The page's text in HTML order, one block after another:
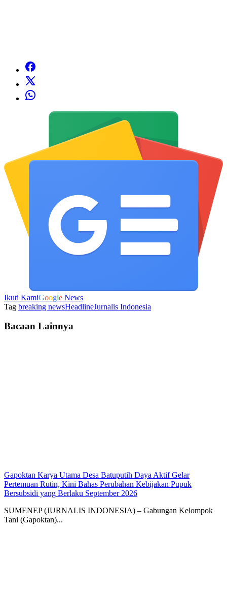
Ikuti KamiGoogle News
Tag breaking newsHeadlineJurnalis Indonesia
Bacaan Lainnya
Gapoktan Karya Utama Desa Batuputih Daya Aktif Gelar
Pertemuan Rutin, Kini Bahas Perubahan Kebijakan Pupuk
Bersubsidi yang Berlaku September 2026
SUMENEP (JURNALIS INDONESIA) – Gabungan Kelompok
Tani (Gapoktan)...